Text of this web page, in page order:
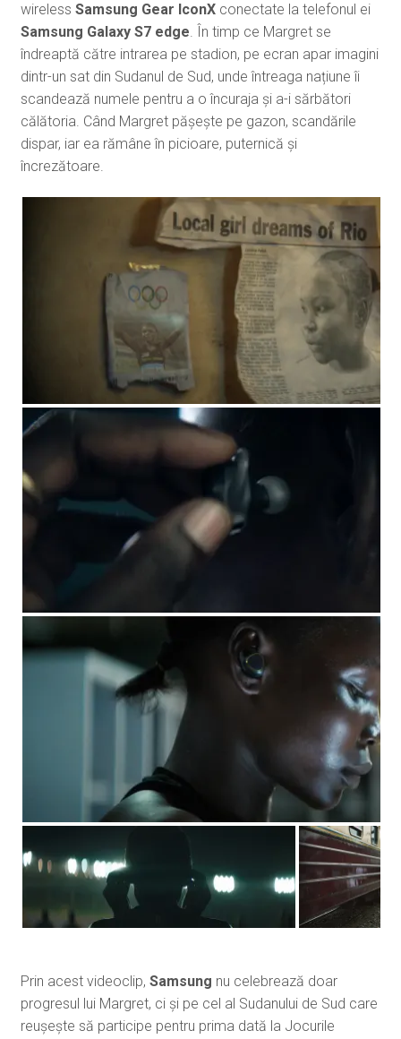
wireless Samsung Gear IconXconectate la telefonul ei
Samsung Galaxy S7 edge. În timp ce Margret se
îndreaptă către intrarea pe stadion, pe ecran apar imagini
dintr-un sat din Sudanul de Sud, unde întreaga națiune îi
scandează numele pentru a o încuraja și a-i sărbători
călătoria. Când Margret pășește pe gazon, scandările
dispar, iar ea rămâne în picioare, puternică și
încrezătoare.
Prin acest videoclip, Samsung nu celebrează doar
progresul lui Margret, ci și pe cel al Sudanului de Sud care
reușește să participe pentru prima dată la Jocurile